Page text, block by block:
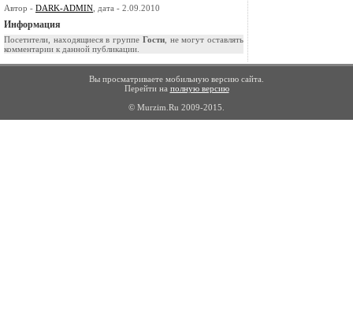
Автор - DARK-ADMIN , дата - 2.09.2010
Информация
Посетители, находящиеся в группе Гости, не могут оставлять
комментарии к данной публикации.
Вы просматриваете мобильную версию сайта.
Перейти на полную версию
© Murzim.Ru 2009-2015.